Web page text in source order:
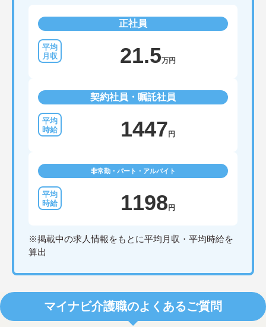
正社員
21.5万円
契約社員・嘱託社員
1447 円
非常勤・パート・アルバイト
1198 円
※掲載中の求人情報をもとに平均月収・平均時給を
算出
マイナビ介護職のよくあるご質問